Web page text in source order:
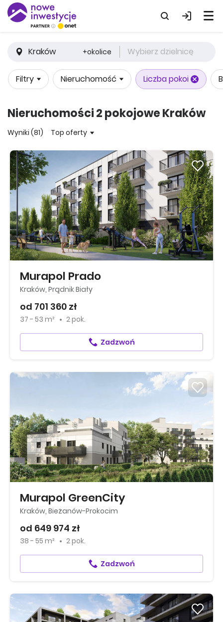
Kraków +okolice Wybierz dzielnicę
Filtry Nieruchomość Liczba pokoi
Nieruchomości 2 pokojowe Kraków
Wyniki (81) Top oferty
Murapol Prado
Kraków, Prądnik Biały
od 701 360 zł
37 - 53 m² 2 pok.
Zadzwoń
Murapol GreenCity
Kraków, Bieżanów-Prokocim
od 649 974 zł
38 - 55 m² 2 pok.
Zadzwoń